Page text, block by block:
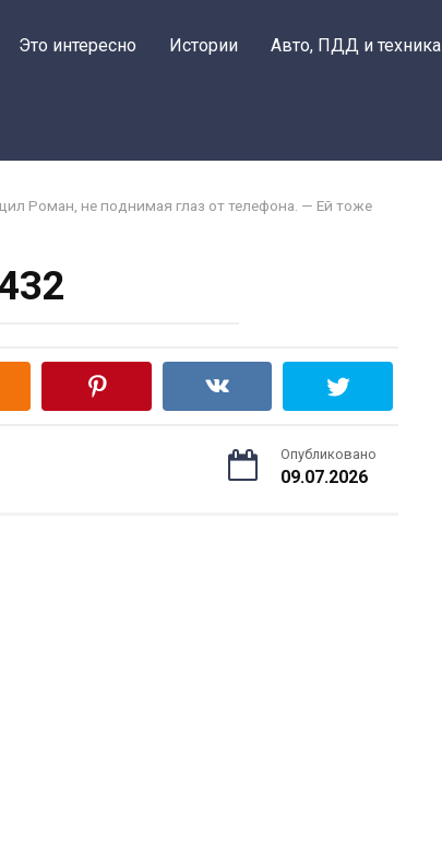
Это интересно Истории Авто, ПДД и техника
Роман, не поднимая глаз от телефона. — Ей тоже
Опубликовано
09.07.2026